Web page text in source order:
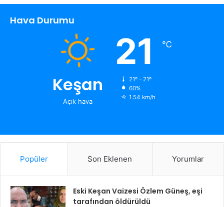
Hava Durumu
Keşan
Açık hava
21 ℃
21º - 21º
60%
1.54 km/h
Popüler Son Eklenen Yorumlar
Eski Keşan Vaizesi Özlem Güneş, eşi
tarafından öldürüldü